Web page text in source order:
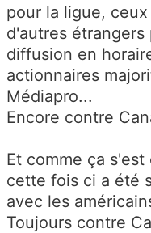
pour la ligue,
d'autres
diffusion en
actionnaires
Médiapro...
Encore contre
Et comme ça s'est
cette fois ci a été
avec les
Toujours contre